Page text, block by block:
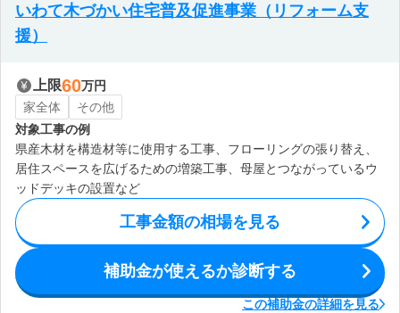
いわて木づかい住宅普及促進事業（リフォーム支
援）
上限60万円
家全体
その他
対象工事の例
県産木材を構造材等に使用する工事、フローリングの張り替え、
居住スペースを広げるための増築工事、母屋とつながっているウ
ッドデッキの設置など
工事金額の相場を見る
補助金が使えるか診断する
この補助金の詳細を見る